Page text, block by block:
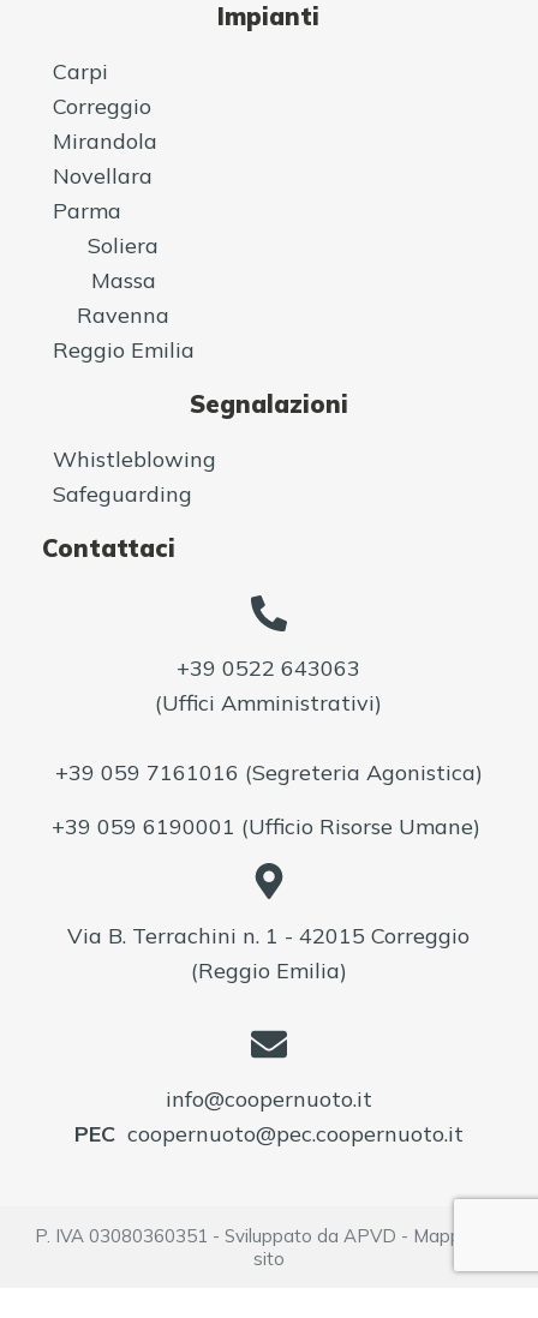
Impianti
Carpi
Correggio
Mirandola
Novellara
Parma
Soliera
Massa
Ravenna
Reggio Emilia
Segnalazioni
Whistleblowing
Safeguarding
Contattaci
+39 0522 643063
(Uffici Amministrativi)
+39 059 7161016 (Segreteria Agonistica)
+39 059 6190001 (Ufficio Risorse Umane)
Via B. Terrachini n. 1 - 42015 Correggio
(Reggio Emilia)
info@coopernuoto.it
PEC coopernuoto@pec.coopernuoto.it
P. IVA 03080360351 - Sviluppato daAPVD - Mappa del
sito